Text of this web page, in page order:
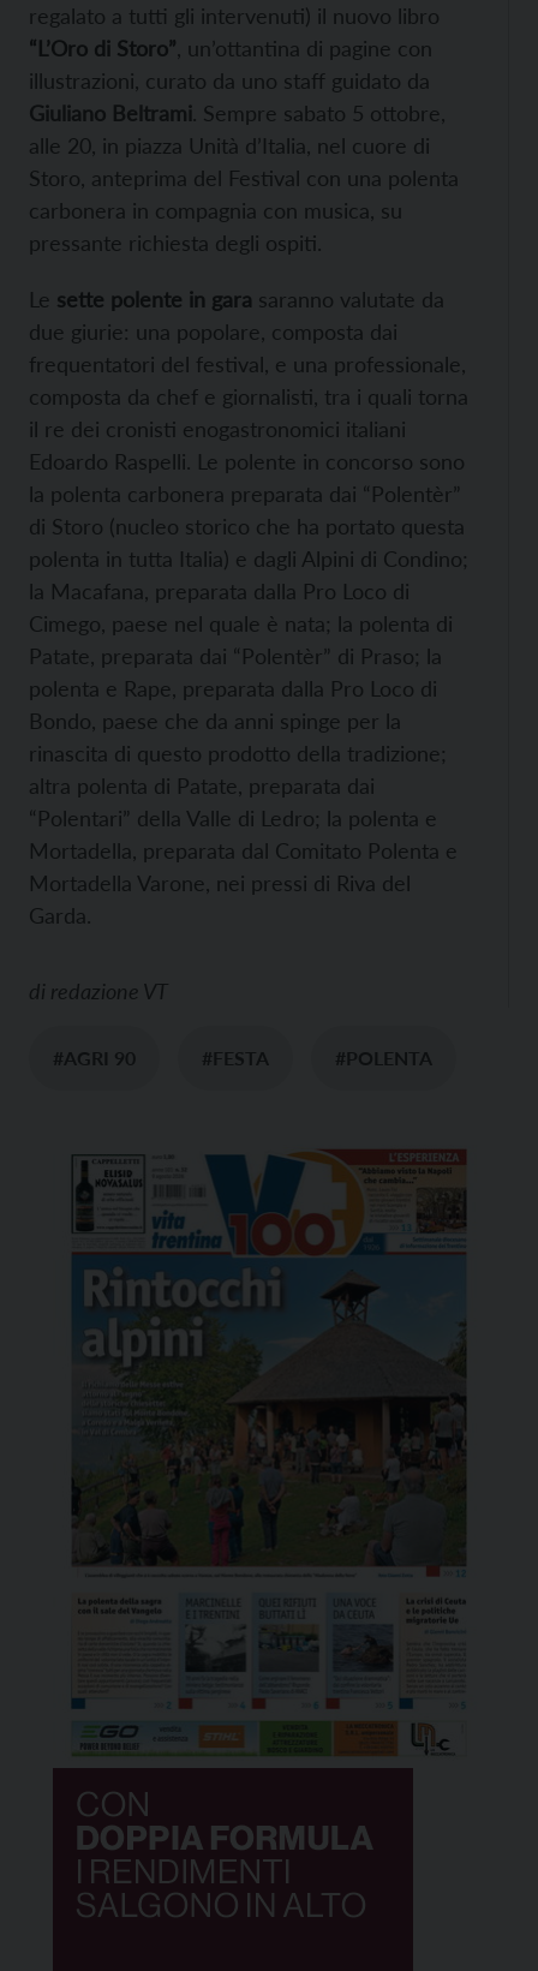
regalato a tutti gli intervenuti) il nuovo libro
“L’Oro di Storo” , un’ottantina di pagine con
illustrazioni, curato da uno staff guidato da
Giuliano Beltrami. Sempre sabato 5 ottobre,
alle 20, in piazza Unità d’Italia, nel cuore di
Storo, anteprima del Festival con una polenta
carbonera in compagnia con musica, su
pressante richiesta degli ospiti.
Le sette polente in gara saranno valutate da
due giurie: una popolare, composta dai
frequentatori del festival, e una professionale,
composta da chef e giornalisti, tra i quali torna
il re dei cronisti enogastronomici italiani
Edoardo Raspelli. Le polente in concorso sono
la polenta carbonera preparata dai “Polentèr”
di Storo (nucleo storico che ha portato questa
polenta in tutta Italia) e dagli Alpini di Condino;
la Macafana, preparata dalla Pro Loco di
Cimego, paese nel quale è nata; la polenta di
Patate, preparata dai “Polentèr” di Praso; la
polenta e Rape, preparata dalla Pro Loco di
Bondo, paese che da anni spinge per la
rinascita di questo prodotto della tradizione;
altra polenta di Patate, preparata dai
“Polentari” della Valle di Ledro; la polenta e
Mortadella, preparata dal Comitato Polenta e
Mortadella Varone, nei pressi di Riva del
Garda.
di redazione VT
#AGRI 90 #FESTA #POLENTA